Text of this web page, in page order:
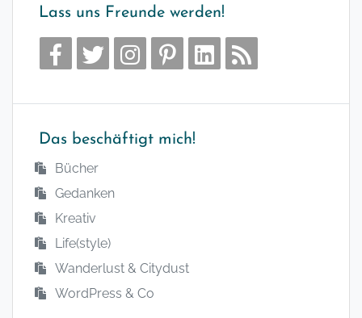
Lass uns Freunde werden!
Das beschäftigt mich!
Bücher
Gedanken
Kreativ
Life(style)
Wanderlust & Citydust
WordPress & Co